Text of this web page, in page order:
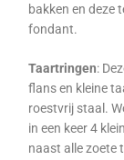
bakken en deze
fondant.
Taartringen:
flans en kleine
roestvrij staal.
in een keer 4
naast alle zoete